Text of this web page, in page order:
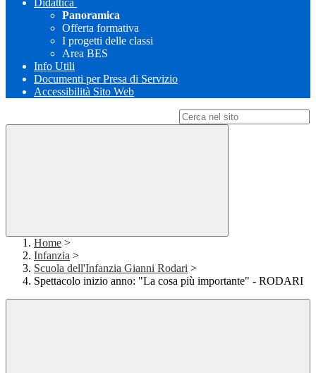
Didattica
Panoramica
Offerta formativa
I progetti delle classi
Area BES
Info Utili
Documenti per Presa di Servizio
Accessibilità Sito Web
Home >
Infanzia >
Scuola dell'Infanzia Gianni Rodari >
Spettacolo inizio anno: "La cosa più importante" - RODARI